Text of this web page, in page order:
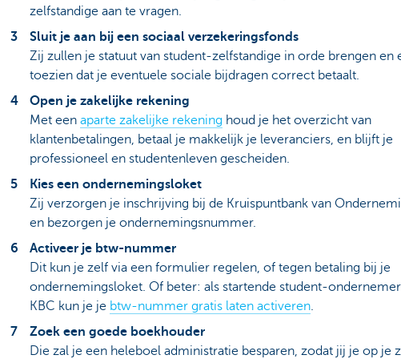
zelfstandige aan te vragen.
Sluit je aan bij een sociaal verzekeringsfonds
Zij zullen je statuut van student-zelfstandige in orde brengen en
toezien dat je eventuele sociale bijdragen correct betaalt.
Open je zakelijke rekening
Met een aparte zakelijke rekening houd je het overzicht van
klantenbetalingen, betaal je makkelijk je leveranciers, en blijft je
professioneel en studentenleven gescheiden.
Kies een ondernemingsloket
Zij verzorgen je inschrijving bij de Kruispuntbank van
en bezorgen je ondernemingsnummer.
Activeer je btw-nummer
Dit kun je zelf via een formulier regelen, of tegen betaling bij je
ondernemingsloket. Of beter: als startende student-
KBC kun je je btw-nummer gratis laten activeren.
Zoek een goede boekhouder
Die zal je een heleboel administratie besparen, zodat jij je op je